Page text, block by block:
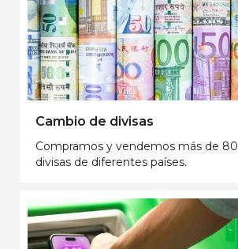
Cambio de divisas
Compramos y vendemos más de 80
divisas de diferentes países.